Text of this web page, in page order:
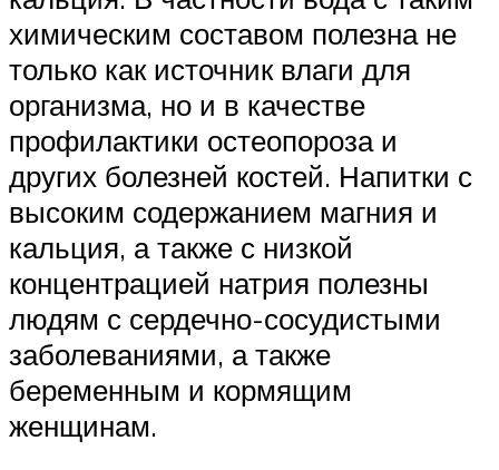
химическим составом полезна не
только как источник влаги для
организма, но и в качестве
профилактики остеопороза и
других болезней костей. Напитки с
высоким содержанием магния и
кальция, а также с низкой
концентрацией натрия полезны
людям с сердечно-сосудистыми
заболеваниями, а также
беременным и кормящим
женщинам.